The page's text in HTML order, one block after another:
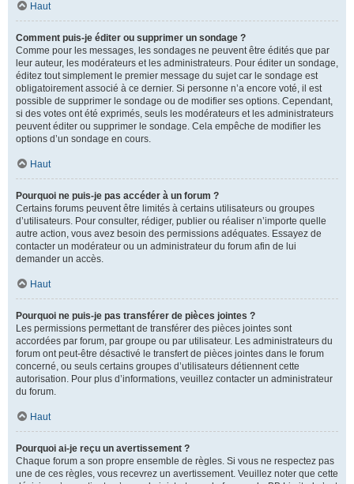
Haut
Comment puis-je éditer ou supprimer un sondage ?
Comme pour les messages, les sondages ne peuvent être édités que par
leur auteur, les modérateurs et les administrateurs. Pour éditer un sondage,
éditez tout simplement le premier message du sujet car le sondage est
obligatoirement associé à ce dernier. Si personne n’a encore voté, il est
possible de supprimer le sondage ou de modifier ses options. Cependant,
si des votes ont été exprimés, seuls les modérateurs et les administrateurs
peuvent éditer ou supprimer le sondage. Cela empêche de modifier les
options d’un sondage en cours.
Haut
Pourquoi ne puis-je pas accéder à un forum ?
Certains forums peuvent être limités à certains utilisateurs ou groupes
d’utilisateurs. Pour consulter, rédiger, publier ou réaliser n’importe quelle
autre action, vous avez besoin des permissions adéquates. Essayez de
contacter un modérateur ou un administrateur du forum afin de lui
demander un accès.
Haut
Pourquoi ne puis-je pas transférer de pièces jointes ?
Les permissions permettant de transférer des pièces jointes sont
accordées par forum, par groupe ou par utilisateur. Les administrateurs du
forum ont peut-être désactivé le transfert de pièces jointes dans le forum
concerné, ou seuls certains groupes d’utilisateurs détiennent cette
autorisation. Pour plus d’informations, veuillez contacter un administrateur
du forum.
Haut
Pourquoi ai-je reçu un avertissement ?
Chaque forum a son propre ensemble de règles. Si vous ne respectez pas
une de ces règles, vous recevrez un avertissement. Veuillez noter que cette